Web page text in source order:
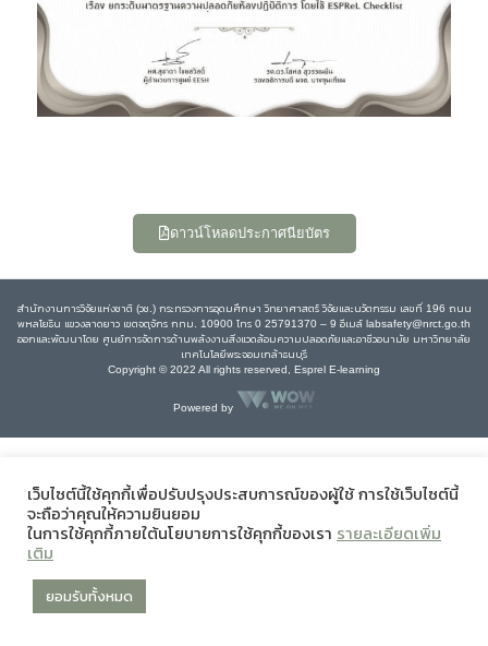
ดาวน์โหลดประกาศนียบัตร
สำนักงานการวิจัยแห่งชาติ (วช.) กระทรวงการอุดมศึกษา วิทยาศาสตร์ วิจัยและนวัตกรรม เลขที่ 196 ถนน
พหลโยธิน แขวงลาดยาว เขตจตุจักร กทม. 10900 โทร 0 25791370 – 9 อีเมล์ labsafety@nrct.go.th
ออกและพัฒนาโดย ศูนย์การจัดการด้านพลังงานสิ่งแวดล้อมความปลอดภัยและอาชีวอนามัย มหาวิทยาลัย
เทคโนโลยีพระจอมเกล้าธนบุรี
Copyright © 2022 All rights reserved, Esprel E-learning
Powered by
เว็บไซต์นี้ใช้คุกกี้เพื่อปรับปรุงประสบการณ์ของผู้ใช้ การใช้เว็บไซต์นี้
จะถือว่าคุณให้ความยินยอม
ในการใช้คุกกี้ภายใต้นโยบายการใช้คุกกี้ของเรา รายละเอียดเพิ่ม
เติม
ยอมรับทั้งหมด